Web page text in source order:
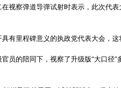
视察弹道导弹试射时表示，此次代
有里程碑意义的执政党代表大会，这
员的陪同下，视察了升级版“大口径